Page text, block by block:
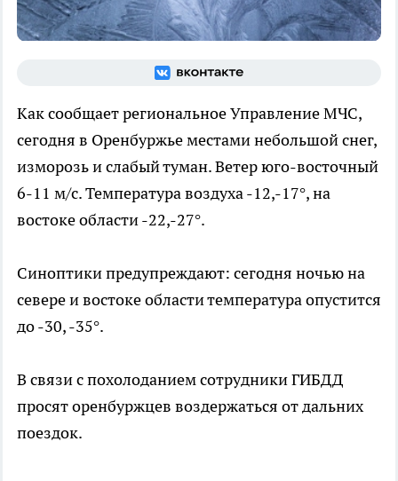
Как сообщает региональное Управление МЧС,
сегодня в Оренбуржье местами небольшой снег,
изморозь и слабый туман. Ветер юго-восточный
6-11 м/с. Температура воздуха -12,-17°, на
востоке области -22,-27°.
Синоптики предупреждают: сегодня ночью на
севере и востоке области температура опустится
до -30, -35°.
В связи с похолоданием сотрудники ГИБДД
просят оренбуржцев воздержаться от дальних
поездок.